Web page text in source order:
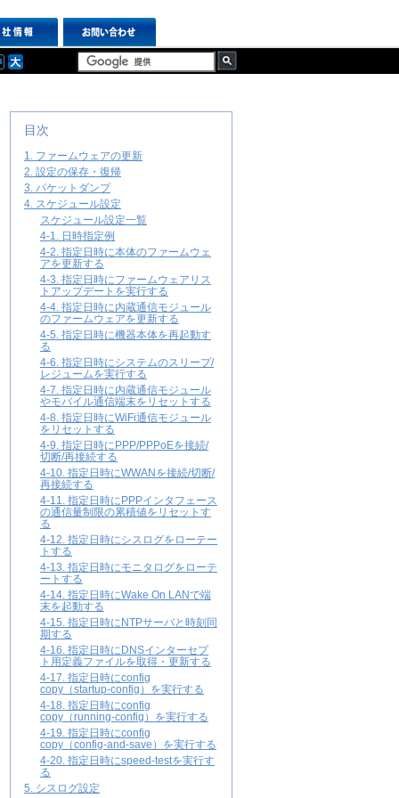
目次
1. ファームウェアの更新
2. 設定の保存・復帰
3. パケットダンプ
4. スケジュール設定
スケジュール設定一覧
4-1. 日時指定例
4-2. 指定日時に本体のファームウェ
アを更新する
4-3. 指定日時にファームウェアリス
トアップデートを実行する
4-4. 指定日時に内蔵通信モジュール
のファームウェアを更新する
4-5. 指定日時に機器本体を再起動す
る
4-6. 指定日時にシステムのスリープ/
レジュームを実行する
4-7. 指定日時に内蔵通信モジュール
やモバイル通信端末をリセットする
4-8. 指定日時にWiFi通信モジュール
をリセットする
4-9. 指定日時にPPP/PPPoEを接続/
切断/再接続する
4-10. 指定日時にWWANを接続/切断/
再接続する
4-11. 指定日時にPPPインタフェース
の通信量制限の累積値をリセットす
る
4-12. 指定日時にシスログをローテー
トする
4-13. 指定日時にモニタログをローテ
ートする
4-14. 指定日時にWake On LANで端
末を起動する
4-15. 指定日時にNTPサーバと時刻同
期する
4-16. 指定日時にDNSインターセプ
ト用定義ファイルを取得・更新する
4-17. 指定日時にconfig
copy（startup-config）を実行する
4-18. 指定日時にconfig
copy（running-config）を実行する
4-19. 指定日時にconfig
copy（config-and-save）を実行する
4-20. 指定日時にspeed-testを実行す
る
5. シスログ設定